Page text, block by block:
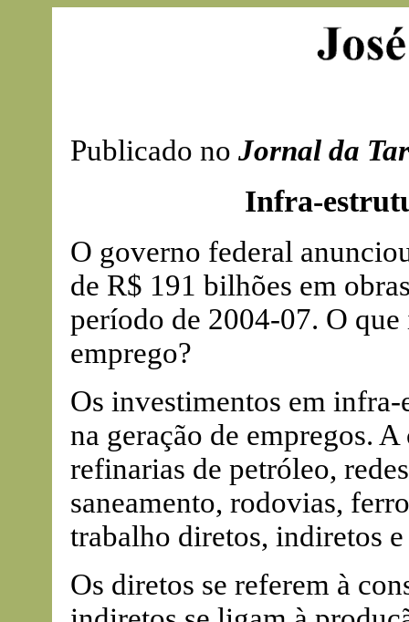
Publicado no Jornal da
Infra-
O governo federal
de R$ 191 bilhões em
período de 2004-07. O
emprego?
Os investimentos em
na geração de empregos.
refinarias de petróleo,
saneamento, rodovias,
trabalho diretos, indiretos
Os diretos se referem à